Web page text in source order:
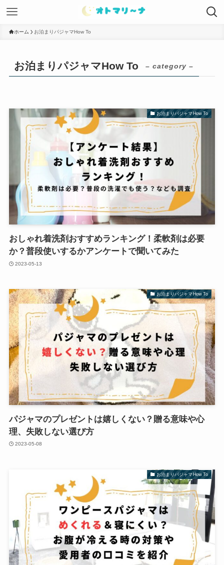
ホーム お泊まりパジャマHow To
お泊まりパジャマHow To – category –
お泊まりパジャマHow To
おしゃれ着洗剤おすすめランキング！柔軟剤は必要
か？普段使いするかアンケートで聞いてみた
2023-05-13
お泊まりパジャマHow To
パジャマのプレゼントは嬉しくない？贈る意味や心
理、失敗しない選び方
2023-05-08
お泊まりパジャマHow To